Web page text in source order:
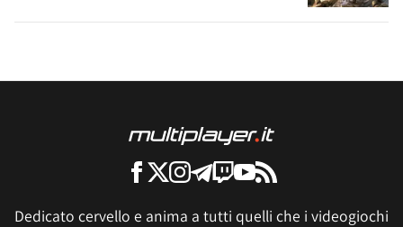
Dedicato cervello e anima a tutti quelli che i videogiochi